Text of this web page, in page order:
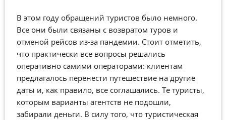
В этом году обращений туристов было немного.
Все они были связаны с возвратом туров и
отменой рейсов из-за пандемии. Стоит отметить,
что практически все вопросы решались
оперативно самими операторами: клиентам
предлагалось перенести путешествие на другие
даты и, как правило, все соглашались. Те туристы,
которым варианты агентств не подошли,
забирали деньги. В силу того, что туристическая